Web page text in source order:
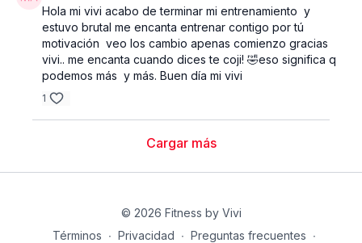
Hola mi vivi acabo de terminar mi entrenamiento y
estuvo brutal me encanta entrenar contigo por tú
motivación veo los cambio apenas comienzo gracias
vivi.. me encanta cuando dices te coji! 🤣eso significa q
podemos más y más. Buen día mi vivi
1
Cargar más
© 2026 Fitness by Vivi
Términos ∙ Privacidad ∙ Preguntas frecuentes ∙